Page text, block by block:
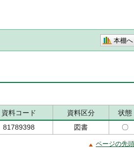
本棚へ
資料コード 資料区分
状態
81789398 図書 〇
ページの先